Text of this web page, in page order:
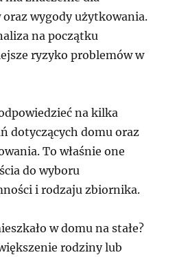
oraz wygody użytkowania.
na początku
ryzyko problemów w
na kilka
dotyczących domu oraz
To właśnie one
do wyboru
i rodzaju zbiornika.
w domu na stałe?
rodziny lub